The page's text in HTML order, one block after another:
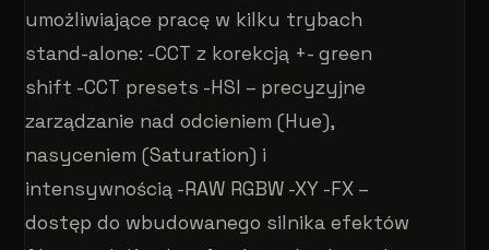
umożliwiające pracę w kilku trybach
stand-alone: -CCT z korekcją +- green
shift -CCT presets -HSI – precyzyjne
zarządzanie nad odcieniem (Hue),
nasyceniem (Saturation) i
intensywnością -RAW RGBW -XY -FX –
dostęp do wbudowanego silnika efektów